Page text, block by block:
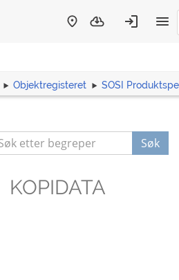
Objektregisteret SOSI
Søk
KOPIDATA